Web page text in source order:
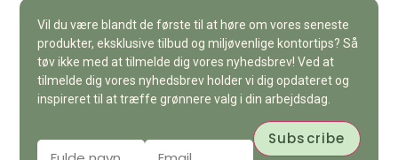
Vil du være blandt de første til at høre om vores seneste
produkter, eksklusive tilbud og miljøvenlige kontortips? Så
tøv ikke med at tilmelde dig vores nyhedsbrev! Ved at
tilmelde dig vores nyhedsbrev holder vi dig opdateret og
inspireret til at træffe grønnere valg i din arbejdsdag.